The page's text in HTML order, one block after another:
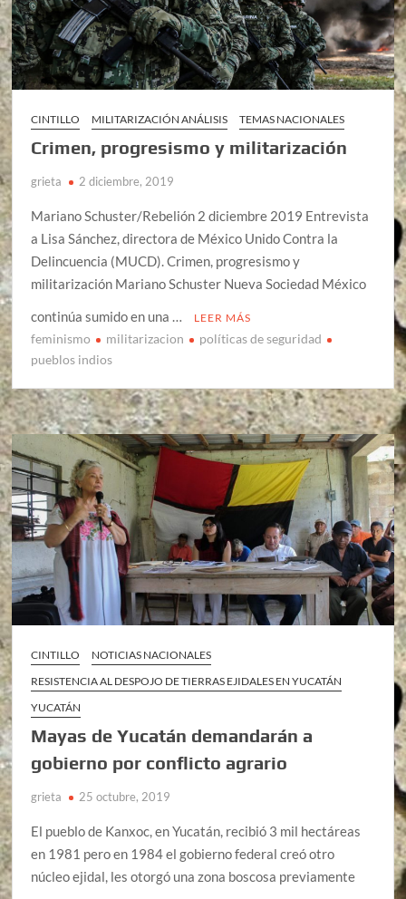
CINTILLO MILITARIZACIÓN ANÁLISIS TEMAS NACIONALES
Crimen, progresismo y militarización
grieta 2 diciembre, 2019
Mariano Schuster/Rebelión 2 diciembre 2019 Entrevista
a Lisa Sánchez, directora de México Unido Contra la
Delincuencia (MUCD). Crimen, progresismo y
militarización Mariano Schuster Nueva Sociedad México
continúa sumido en una …
LEER MÁS
feminismo militarizacion
políticas de seguridad
pueblos indios
CINTILLO
NOTICIAS NACIONALES
RESISTENCIA AL DESPOJO DE TIERRAS EJIDALES EN YUCATÁN
YUCATÁN
Mayas de Yucatán demandarán a
gobierno por conflicto agrario
grieta 25 octubre, 2019
El pueblo de Kanxoc, en Yucatán, recibió 3 mil hectáreas
en 1981 pero en 1984 el gobierno federal creó otro
núcleo ejidal, les otorgó una zona boscosa previamente